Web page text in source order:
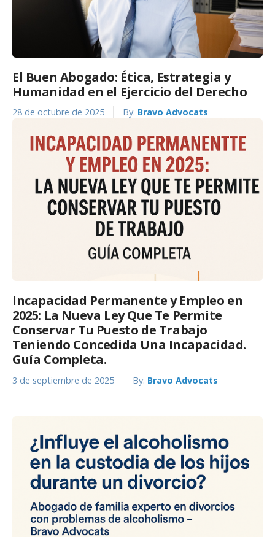
El Buen Abogado: Ética, Estrategia y
Humanidad en el Ejercicio del Derecho
28 de octubre de 2025 By: Bravo Advocats
Incapacidad Permanente y Empleo en
2025: La Nueva Ley Que Te Permite
Conservar Tu Puesto de Trabajo
Teniendo Concedida Una Incapacidad.
Guía Completa.
3 de septiembre de 2025 By: Bravo Advocats